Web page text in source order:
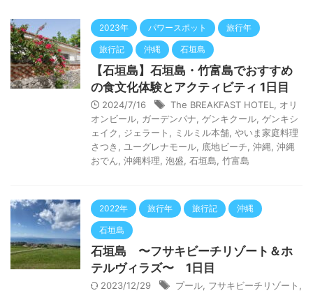
2023年 パワースポット 旅行年
旅行記 沖縄 石垣島
【石垣島】石垣島・竹富島でおすすめ
の食文化体験とアクティビティ 1日目
2024/7/16 The BREAKFAST HOTEL
オリ
オンビール ガーデンパナ ゲンキクール ゲンキシ
ェイク
ジェラート ミルミル本舗 やいま家庭料理
さつき
ユーグレナモール 底地ビーチ 沖縄 沖縄
おでん 沖縄料理 泡盛 石垣島 竹富島
2022年 旅行年 旅行記 沖縄
石垣島
石垣島 〜フサキビーチリゾート＆ホ
テルヴィラズ〜 1日目
2023/12/29 プール フサキビーチリゾート